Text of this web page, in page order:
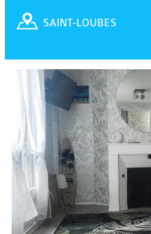
SAINT-LOUBES